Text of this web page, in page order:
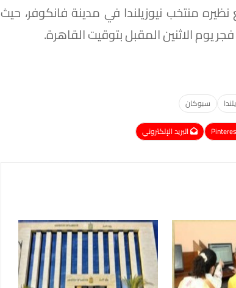
منتخب نيوزيلندا في مدينة فانكوفر، حيث
يوم الاثنين المقبل بتوقيت القاهرة.
سبوكان
البريد الإلكتروني